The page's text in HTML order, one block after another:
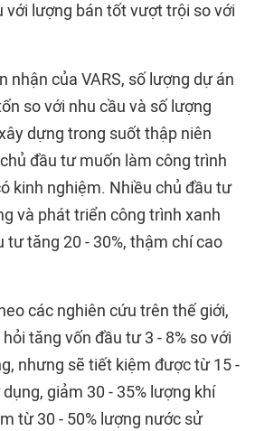
với lượng bán tốt vượt trội so với
nhận của VARS, số lượng dự án
so với nhu cầu và số lượng
dựng trong suốt thập niên
đầu tư muốn làm công trình
kinh nghiệm. Nhiều chủ đầu tư
và phát triển công trình xanh
tư tăng 20 - 30%, thậm chí cao
các nghiên cứu trên thế giới,
tăng vốn đầu tư 3 - 8% so với
nhưng sẽ tiết kiệm được từ 15 -
giảm 30 - 35% lượng khí
từ 30 - 50% lượng nước sử